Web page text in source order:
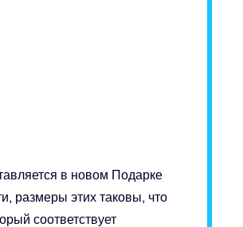
в новом Подарке
размеры этих таковы, что
соответствует